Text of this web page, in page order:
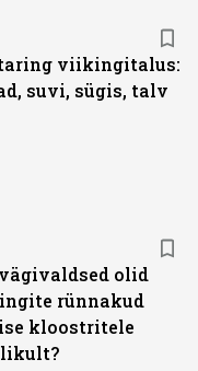
viikingitalus:
suvi, sügis, talv
olid
rünnakud
kloostritele